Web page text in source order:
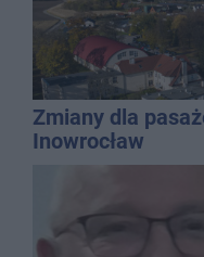
Zmiany dla
Inowrocław